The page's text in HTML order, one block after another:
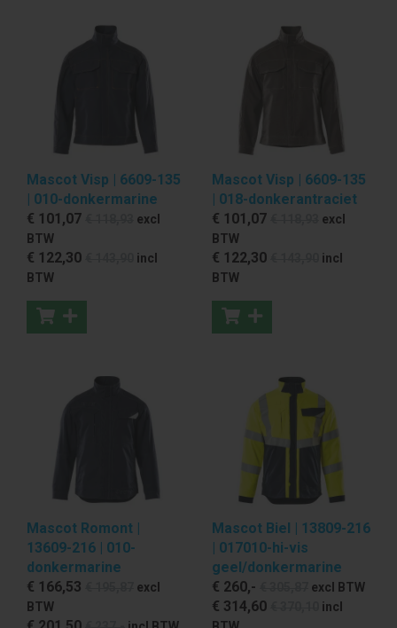
Mascot Visp | 6609-135
| 010-donkermarine
€ 101 ,07
excl
BTW
€ 122,30
incl
BTW
Mascot Visp | 6609-135
| 018-donkerantraciet
€ 101 ,07
excl
BTW
€ 122,30
incl
BTW
Mascot Romont |
13609-216 | 010-
donkermarine
€ 166,53
excl
BTW
Mascot Biel | 13809-216
| 017010-hi-vis
geel/donkermarine
€ 260,- excl BTW
€ 314,60
incl